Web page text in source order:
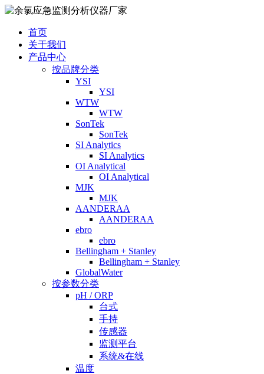
首页
关于我们
产品中心
按品牌分类
YSI
YSI
WTW
WTW
SonTek
SonTek
SI Analytics
SI Analytics
OI Analytical
OI Analytical
MJK
MJK
AANDERAA
AANDERAA
ebro
ebro
Bellingham + Stanley
Bellingham + Stanley
GlobalWater
按参数分类
pH / ORP
台式
手持
传感器
监测平台
系统&在线
温度